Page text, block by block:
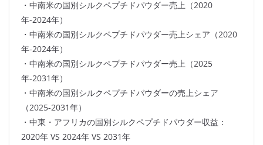
・中南米の国別シルクペプチドパウダー売上（2020
年-2024年）
・中南米の国別シルクペプチドパウダー売上シェア（2020
年-2024年）
・中南米の国別シルクペプチドパウダー売上（2025
年-2031年）
・中南米の国別シルクペプチドパウダーの売上シェア
（2025-2031年）
・中東・アフリカの国別シルクペプチドパウダー収益：
2020年 VS 2024年 VS 2031年